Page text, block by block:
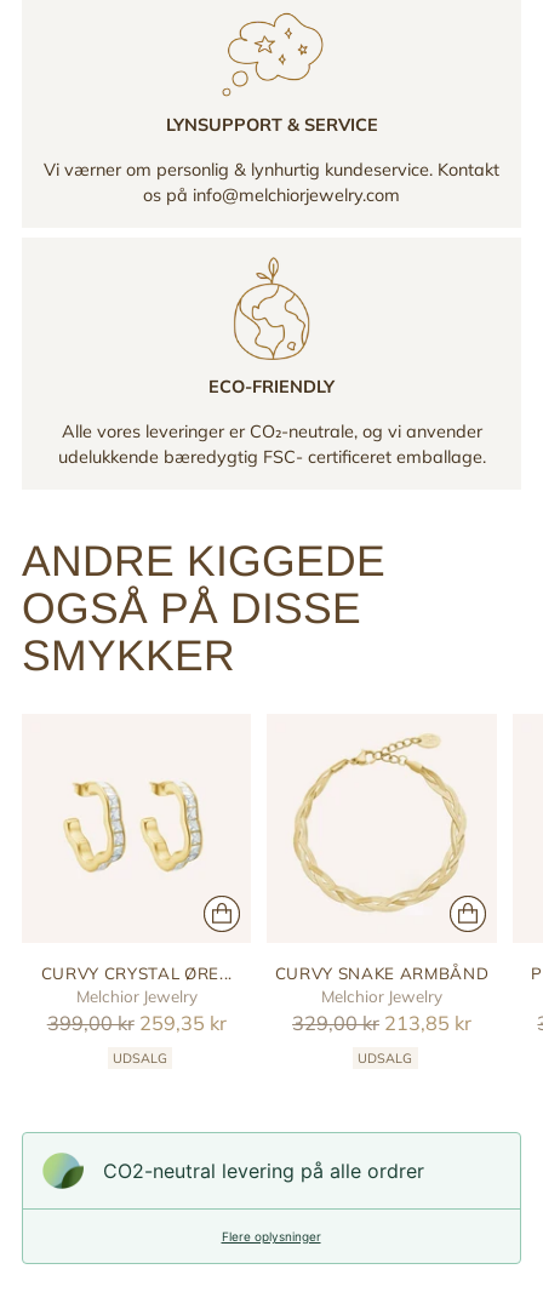
LYNSUPPORT & SERVICE
Vi værner om personlig & lynhurtig kundeservice. Kontakt
os på info@melchiorjewelry.com
ECO-FRIENDLY
Alle vores leveringer er CO₂-neutrale, og vi anvender
udelukkende bæredygtig FSC- certificeret emballage.
ANDRE KIGGEDE
OGSÅ PÅ DISSE
SMYKKER
CURVY CRYSTAL ØRE...
Melchior Jewelry
Reguler
399,00 kr 259,35 kr
UDSALG
CURVY SNAKE ARMBÅND
Melchior Jewelry
Reguler
329,00 kr 213,85 kr
UDSALG
CO2-neutral levering på alle ordrer
Flere oplysninger